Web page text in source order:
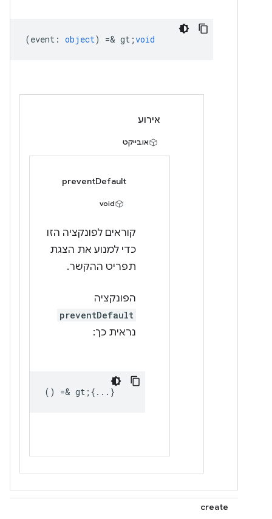
(event : object) =& gt;void
אירוע
אובייקט
preventDefault
void
קוראים לפונקציה הזו
כדי למנוע את הצגת
תפריט ההקשר.
הפונקציה
preventDefault
נראית כך:
() =& gt;{...}
create